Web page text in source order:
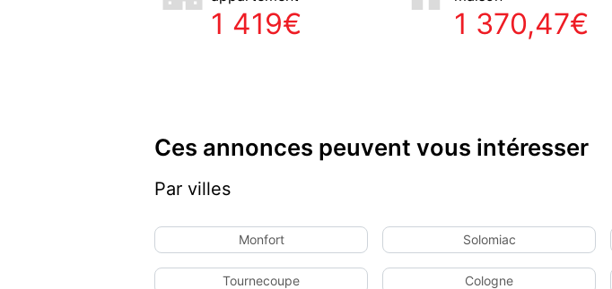
1 419€ 1 370,47€
Ces annonces peuvent vous intéresser
Par villes
Monfort Solomiac
Tournecoupe Cologne